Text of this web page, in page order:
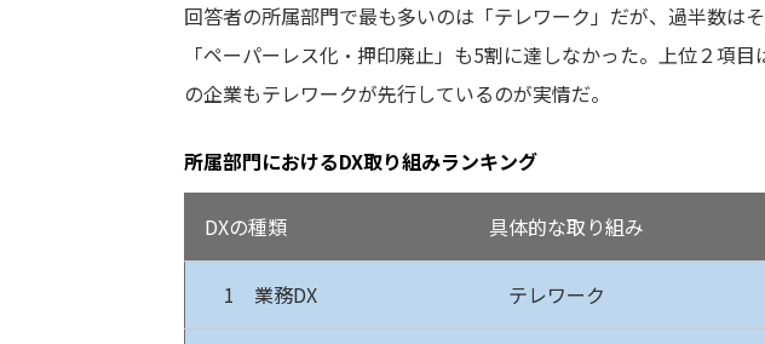
回答者の所属部門で最も多いのは「テレワーク」だが、過半数は
「ペーパーレス化・押印廃止」も5割に達しなかった。上位２項
の企業もテレワークが先行しているのが実情だ。
所属部門におけるDX取り組みランキング
DXの種類 具体的な取り組み
1 業務DX テレワーク